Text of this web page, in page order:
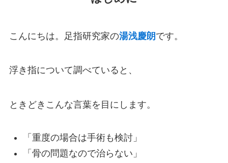
こんにちは。足指研究家の湯浅慶朗 です。
浮き指について調べていると、
ときどきこんな言葉を目にします。
「重度の場合は手術も検討」
「骨の問題なので治らない」